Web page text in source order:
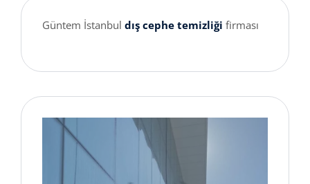
Güntem İstanbul dış cephe temizliği firması